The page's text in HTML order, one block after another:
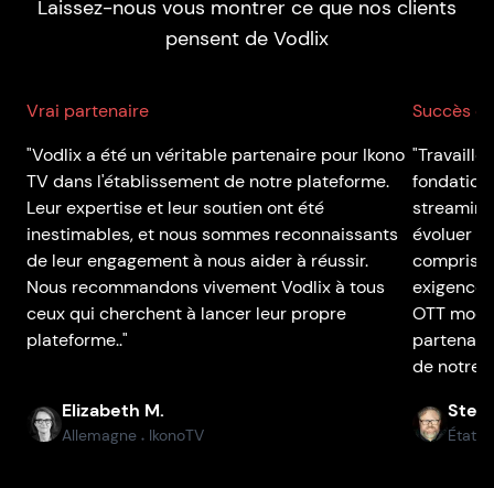
Laissez-nous vous montrer ce que nos clients
pensent de Vodlix
Vrai partenaire
"Vodlix a été un véritable partenaire pour Ikono
TV dans l'établissement de notre plateforme.
Leur expertise et leur soutien ont été
inestimables, et nous sommes reconnaissants
de leur engagement à nous aider à réussir.
Nous recommandons vivement Vodlix à tous
ceux qui cherchent à lancer leur propre
plateforme.."
Elizabeth M.
Allemagne ● IkonoTV
Succès
évoluer
compris
OTT
de notre